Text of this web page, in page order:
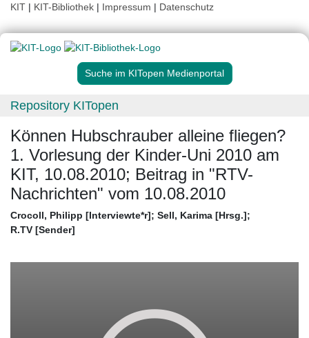
KIT | KIT-Bibliothek | Impressum | Datenschutz
Suche im KITopen Medienportal
Repository KITopen
Können Hubschrauber alleine fliegen?
1. Vorlesung der Kinder-Uni 2010 am
KIT, 10.08.2010; Beitrag in "RTV-
Nachrichten" vom 10.08.2010
Crocoll, Philipp [Interviewte*r]; Sell, Karima [Hrsg.];
R.TV [Sender]